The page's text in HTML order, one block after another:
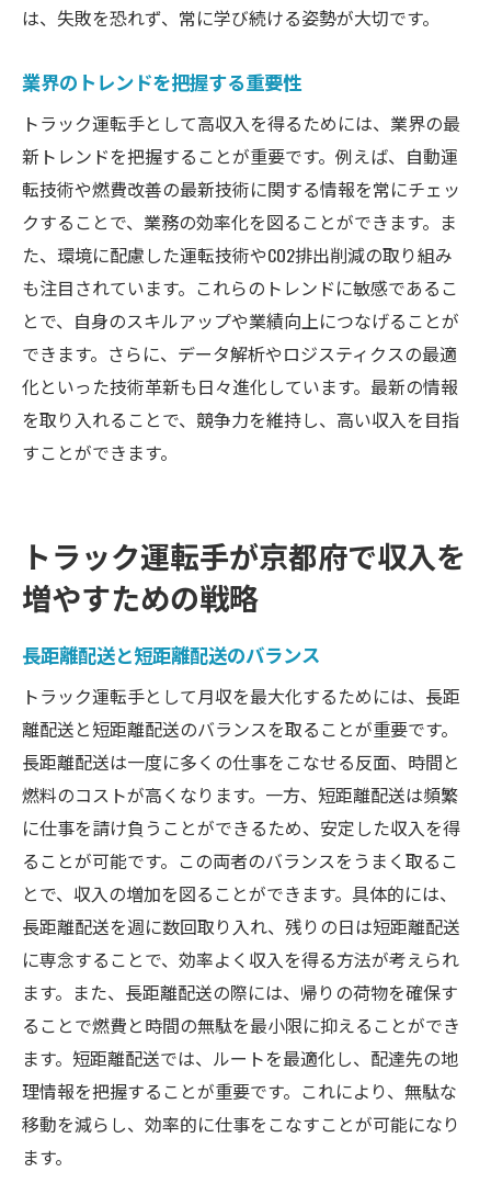
は、失敗を恐れず、常に学び続ける姿勢が大切です。
業界のトレンドを把握する重要性
トラック運転手として高収入を得るためには、業界の最
新トレンドを把握することが重要です。例えば、自動運
転技術や燃費改善の最新技術に関する情報を常にチェッ
クすることで、業務の効率化を図ることができます。ま
た、環境に配慮した運転技術やCO2排出削減の取り組み
も注目されています。これらのトレンドに敏感であるこ
とで、自身のスキルアップや業績向上につなげることが
できます。さらに、データ解析やロジスティクスの最適
化といった技術革新も日々進化しています。最新の情報
を取り入れることで、競争力を維持し、高い収入を目指
すことができます。
トラック運転手が京都府で収入を
増やすための戦略
長距離配送と短距離配送のバランス
トラック運転手として月収を最大化するためには、長距
離配送と短距離配送のバランスを取ることが重要です。
長距離配送は一度に多くの仕事をこなせる反面、時間と
燃料のコストが高くなります。一方、短距離配送は頻繁
に仕事を請け負うことができるため、安定した収入を得
ることが可能です。この両者のバランスをうまく取るこ
とで、収入の増加を図ることができます。具体的には、
長距離配送を週に数回取り入れ、残りの日は短距離配送
に専念することで、効率よく収入を得る方法が考えられ
ます。また、長距離配送の際には、帰りの荷物を確保す
ることで燃費と時間の無駄を最小限に抑えることができ
ます。短距離配送では、ルートを最適化し、配達先の地
理情報を把握することが重要です。これにより、無駄な
移動を減らし、効率的に仕事をこなすことが可能になり
ます。